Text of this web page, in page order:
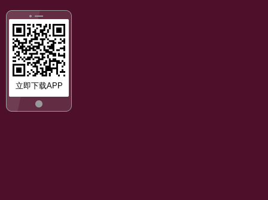
立即下载APP